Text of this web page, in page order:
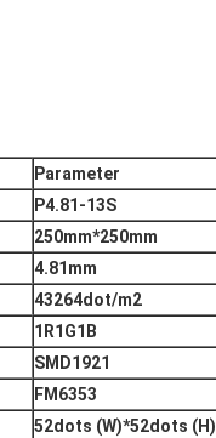
Parameter
P4.81-13S
250mm*250mm
4.81mm
43264dot/m2
1R1G1B
SMD1921
FM6353
52dots (W)*52dots (H)